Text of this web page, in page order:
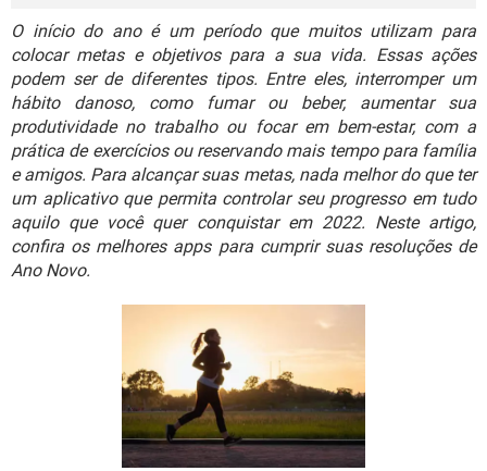
INSTAGRAM
GUIA DE COMPRAS
OUTLOOK EXCEL
INSTAGRAM GMAIL
GUIA DE COMPRAS
JOGOS
CELULAR FACEBOOK
OUTLOOK EXCEL
INSTAGRAM GMAIL
GUIA DE COMPRAS
O início do ano é um período que muitos utilizam para
colocar metas e objetivos para a sua vida. Essas ações
podem ser de diferentes tipos. Entre eles, interromper um
hábito danoso, como fumar ou beber, aumentar sua
produtividade no trabalho ou focar em bem-estar, com a
prática de exercícios ou reservando mais tempo para família
e amigos. Para alcançar suas metas, nada melhor do que ter
um aplicativo que permita controlar seu progresso em tudo
aquilo que você quer conquistar em 2022. Neste artigo,
confira os melhores apps para cumprir suas resoluções de
Ano Novo.